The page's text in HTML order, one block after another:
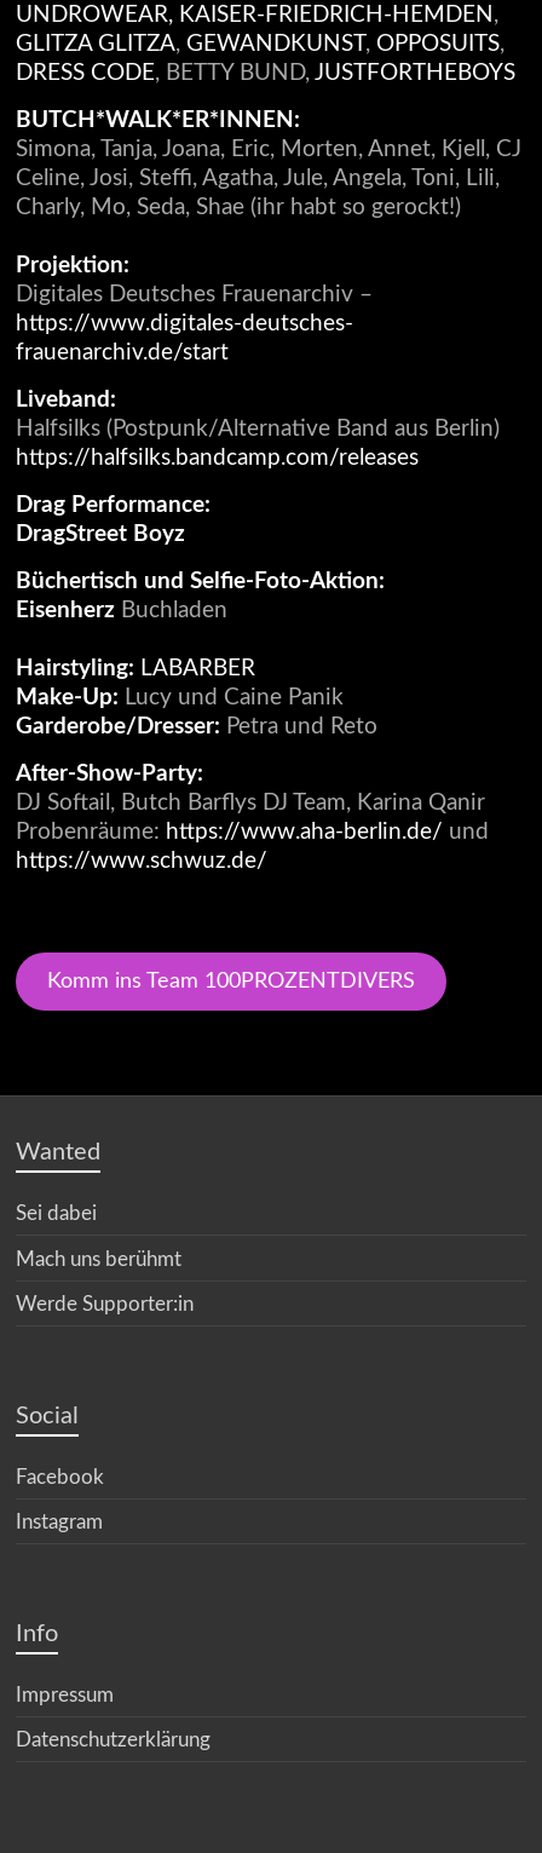
UNDROWEAR, KAISER-FRIEDRICH-HEMDEN ,
GLITZA GLITZA, GEWANDKUNST , OPPOSUITS,
DRESS CODE, BETTY BUND,JUSTFORTHEBOYS
BUTCH*WALK*ER*INNEN:
Simona, Tanja, Joana, Eric, Morten, Annet, Kjell, CJ
Celine, Josi, Steffi, Agatha, Jule, Angela, Toni, Lili,
Charly, Mo, Seda, Shae (ihr habt so gerockt!)
Projektion:
Digitales Deutsches Frauenarchiv –
https://www.digitales-deutsches-
frauenarchiv.de/start
Liveband:
Halfsilks (Postpunk/Alternative Band aus Berlin)
https://halfsilks.bandcamp.com/releases
Drag Performance:
DragStreet Boyz
Büchertisch und Selfie-Foto-Aktion:
Eisenherz Buchladen
Hairstyling: LABARBER
Make-Up: Lucy und Caine Panik
Garderobe/Dresser: Petra und Reto
After-Show-Party:
DJ Softail, Butch Barflys DJ Team, Karina Qanir
Probenräume: https://www.aha-berlin.de/ und
https://www.schwuz.de/
Komm ins Team 100PROZENTDIVERS
Wanted
Sei dabei
Mach uns berühmt
Werde Supporter:in
Social
Facebook
Instagram
Info
Impressum
Datenschutzerklärung